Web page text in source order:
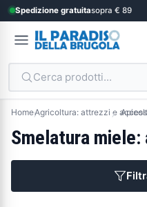
Spedizione gratuitasopra € 89
Cerca prodotti...
HomeAgricoltura: attrezzi e
Smelatura